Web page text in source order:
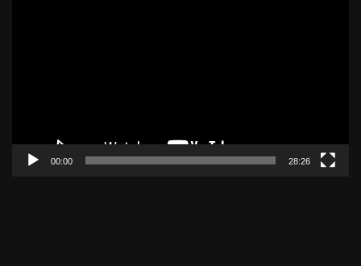
00:00 28:26